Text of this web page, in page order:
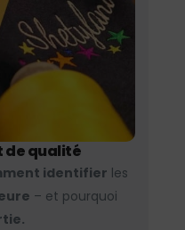
de qualité
identifier les
– et pourquoi